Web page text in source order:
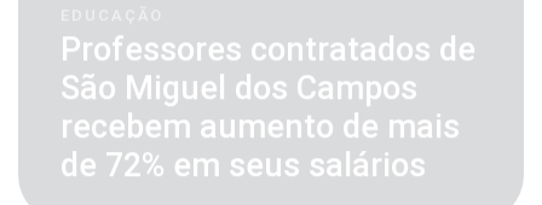
Professores contratados de
São Miguel dos Campos
recebem aumento de mais
de 72% em seus salários